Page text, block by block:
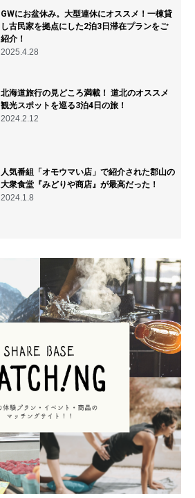
GWにお盆休み。大型連休にオススメ！一棟貸
し古民家を拠点にした2泊3日滞在プランをご
紹介！
2025.4.28
北海道旅行の見どころ満載！ 道北のオススメ
観光スポットを巡る3泊4日の旅！
2024.2.12
人気番組「オモウマい店」で紹介された郡山の
大衆食堂『みどりや商店』が最高だった！
2024.1.8